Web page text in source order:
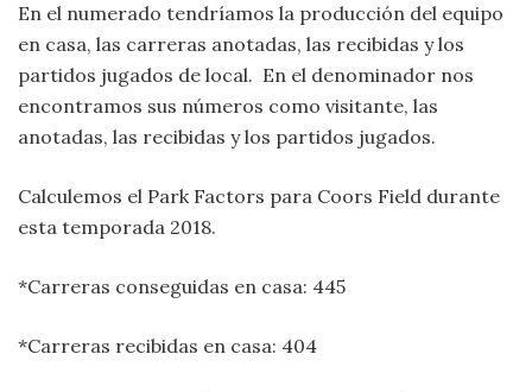
En el numerado tendríamos la producción del equipo
en casa, las carreras anotadas, las recibidas y los
partidos jugados de local. En el denominador nos
encontramos sus números como visitante, las
anotadas, las recibidas y los partidos jugados.
Calculemos el Park Factors para Coors Field durante
esta temporada 2018.
*Carreras conseguidas en casa: 445
*Carreras recibidas en casa: 404